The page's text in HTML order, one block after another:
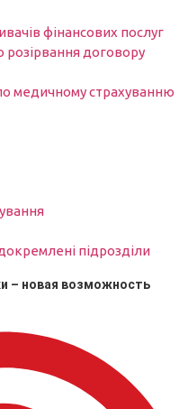
фінансових послуг
договору
медичному страхуванню
підрозділи
– новая возможность